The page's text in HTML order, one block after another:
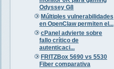
Odyssey G8
Múltiples vulnerabilidades
en OpenClaw permiten el...
cPanel advierte sobre
fallo crítico de
autenticaci...
FRITZBox 5690 vs 5530
Fiber comparativa